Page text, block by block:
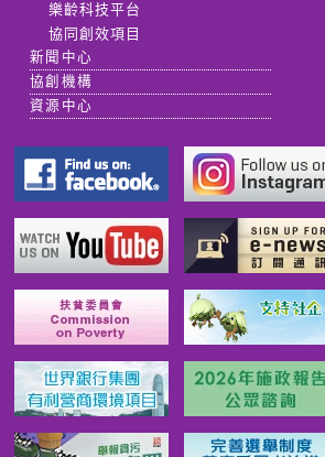
樂齡科技平台
協同創效項目
新聞中心
協創機構
資源中心